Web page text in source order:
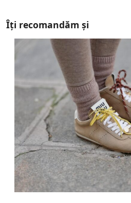
Îți recomandăm și